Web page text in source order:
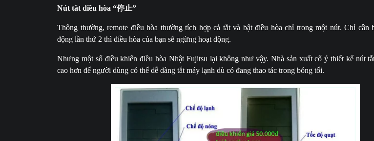
Nút tắt điều hòa “停止”
Thông thường, remote điều hòa thường tích hợp cả tắt và bật điều hòa chỉ trong một nút. Chỉ cần
động lần thứ 2 thì điều hòa của bạn sẽ ngừng hoạt động.
Nhưng một số điều khiển điều hòa Nhật Fujitsu lại không như vậy. Nhà sản xuất cố ý thiết kế nút
cao hơn để người dùng có thể dễ dàng tắt máy lạnh dù có đang thao tác trong bóng tối.